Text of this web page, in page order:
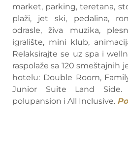
market, parking, teretana,
plaži, jet ski, pedalina,
odrasle, živa muzika,
igralište, mini klub,
Relaksirajte se uz spa i
raspolaže sa 120 smeštajnih
hotelu: Double Room,
Junior Suite Land
polupansion i All Inclusive.